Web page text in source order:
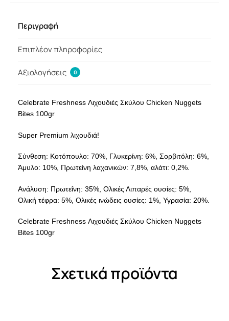
Περιγραφή
Επιπλέον πληροφορίες
Αξιολογήσεις 0
Celebrate Freshness Λιχουδιές Σκύλου Chicken Nuggets
Bites 100gr
Super Premium λιχουδιά!
Σύνθεση: Κοτόπουλο: 70%, Γλυκερίνη: 6%, Σορβιτόλη: 6%,
Άμυλο: 10%, Πρωτείνη λαχανικών: 7,8%, αλάτι: 0,2%.
Ανάλυση: Πρωτεΐνη: 35%, Ολικές Λιπαρές ουσίες: 5%,
Ολική τέφρα: 5%, Ολικές ινώδεις ουσίες: 1%, Υγρασία: 20%.
Celebrate Freshness Λιχουδιές Σκύλου Chicken Nuggets
Bites 100gr
Σχετικά προϊόντα